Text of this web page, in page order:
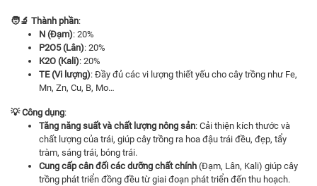
🧑‍🔬 Thành phần:
N (Đạm): 20%
P2O5 (Lân): 20%
K2O (Kali): 20%
TE (Vi lượng): Đầy đủ các vi lượng thiết yếu cho cây trồng như Fe,
Mn, Zn, Cu, B, Mo…
💡 Công dụng:
Tăng năng suất và chất lượng nông sản: Cải thiện kích thước và
chất lượng của trái, giúp cây trồng ra hoa đậu trái đều, đẹp, tẩy
tràm, sáng trái, bóng trái.
Cung cấp cân đối các dưỡng chất chính (Đạm, Lân, Kali) giúp cây
trồng phát triển đồng đều từ giai đoạn phát triển đến thu hoạch.